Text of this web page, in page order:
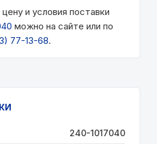
и условия поставки
можно на сайте или по
77-13-68.
240-1017040